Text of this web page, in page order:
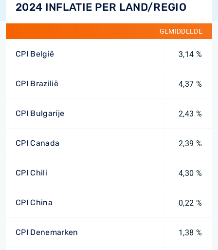
2024 INFLATIE PER LAND/REGIO
GEMIDDELDE
CPI België 3,14 %
CPI Brazilië 4,37 %
CPI Bulgarije 2,43 %
CPI Canada 2,39 %
CPI Chili 4,30 %
CPI China 0,22 %
CPI Denemarken 1,38 %